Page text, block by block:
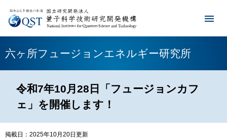
六ヶ所フュージョンエネルギー研究所
令和7年10月28日「フュージョンカフ
ェ」を開催します！
掲載日：2025年10月20日更新